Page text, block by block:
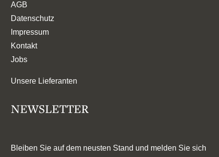
AGB
Datenschutz
Impressum
Kontakt
Jobs
Unsere Lieferanten
NEWSLETTER
Bleiben Sie auf dem neusten Stand und melden Sie sich